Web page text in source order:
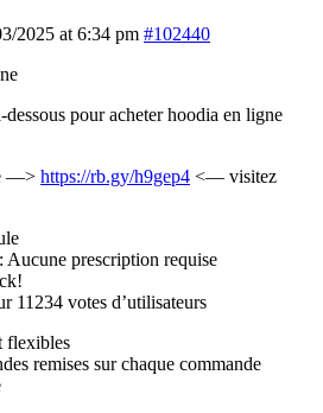
2025 at 6:34 pm #102440
pour acheter hoodia en ligne
—> https://rb.gy/h9gep4 <— visitez
Aucune prescription requise
11234 votes d’utilisateurs
flexibles
remises sur chaque commande